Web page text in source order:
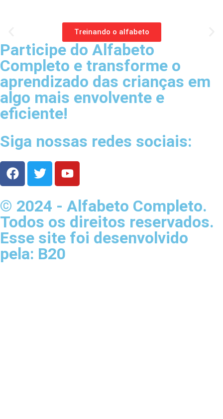
Treinando o alfabeto
Participe do Alfabeto
Completo e transforme o
aprendizado das crianças em
algo mais envolvente e
eficiente!
Siga nossas redes sociais:
© 2024 - Alfabeto Completo.
Todos os direitos reservados.
Esse site foi desenvolvido
pela: B20